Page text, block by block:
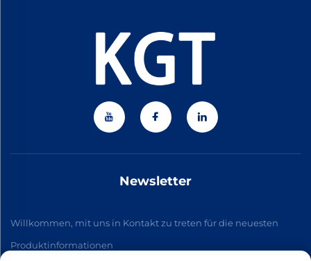
Newsletter
Willkommen, mit uns in Kontakt zu treten für die neuesten
Produktinformationen